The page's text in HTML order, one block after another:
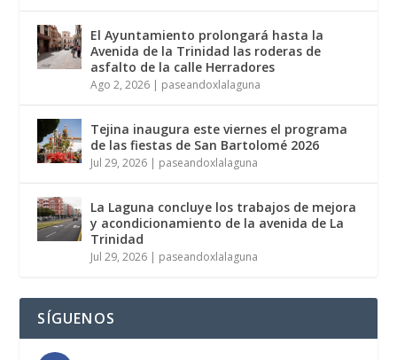
El Ayuntamiento prolongará hasta la
Avenida de la Trinidad las roderas de
asfalto de la calle Herradores
Ago 2, 2026 | paseandoxlalaguna
Tejina inaugura este viernes el programa
de las fiestas de San Bartolomé 2026
Jul 29, 2026 | paseandoxlalaguna
La Laguna concluye los trabajos de mejora
y acondicionamiento de la avenida de La
Trinidad
Jul 29, 2026 | paseandoxlalaguna
SÍGUENOS